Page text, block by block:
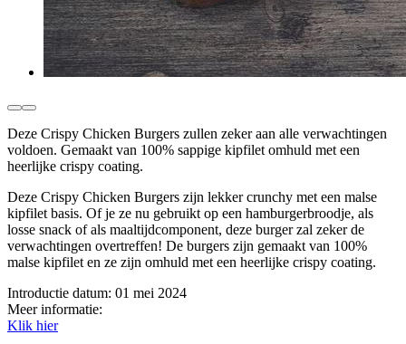
Deze Crispy Chicken Burgers zullen zeker aan alle verwachtingen
voldoen. Gemaakt van 100% sappige kipfilet omhuld met een
heerlijke crispy coating.
Deze Crispy Chicken Burgers zijn lekker crunchy met een malse
kipfilet basis. Of je ze nu gebruikt op een hamburgerbroodje, als
losse snack of als maaltijdcomponent, deze burger zal zeker de
verwachtingen overtreffen! De burgers zijn gemaakt van 100%
malse kipfilet en ze zijn omhuld met een heerlijke crispy coating.
Introductie datum: 01 mei 2024
Meer informatie:
Klik hier